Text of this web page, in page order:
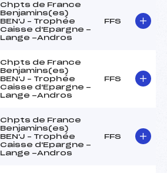
Chpts de France
Benjamins(es)
BEN'J – Trophée
Caisse d'Epargne -
Lange -Andros
FFS
Chpts de France
Benjamins(es)
BEN'J – Trophée
Caisse d'Epargne -
Lange -Andros
FFS
Chpts de France
Benjamins(es)
BEN'J – Trophée
Caisse d'Epargne -
Lange -Andros
FFS